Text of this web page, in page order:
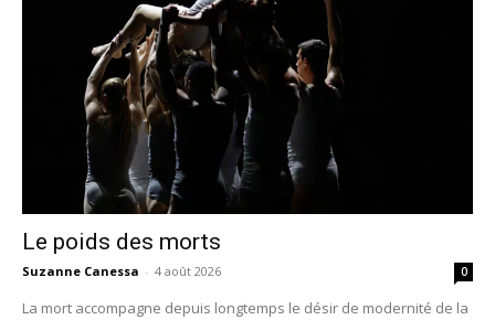
Le poids des morts
Suzanne Canessa - 4 août 2026 0
La mort accompagne depuis longtemps le désir de modernité de la